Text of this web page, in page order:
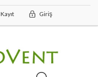
Kayıt Giriş